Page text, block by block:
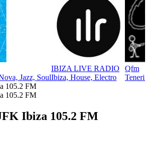
Jazz, Soul
IBIZA LIVE RADIO
Ibiza, House, Electro
Qfm
105.2 FM
105.2 FM
Ibiza 105.2 FM